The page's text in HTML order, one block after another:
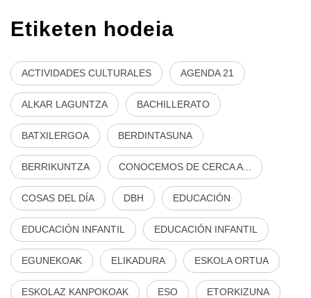
Etiketen hodeia
ACTIVIDADES CULTURALES AGENDA 21
ALKAR LAGUNTZA BACHILLERATO
BATXILERGOA BERDINTASUNA
BERRIKUNTZA CONOCEMOS DE CERCA A...
COSAS DEL DÍA DBH EDUCACIÓN
EDUCACIÓN INFANTIL EDUCACIÓN INFANTIL
EGUNEKOAK ELIKADURA ESKOLA ORTUA
ESKOLAZ KANPOKOAK ESO ETORKIZUNA